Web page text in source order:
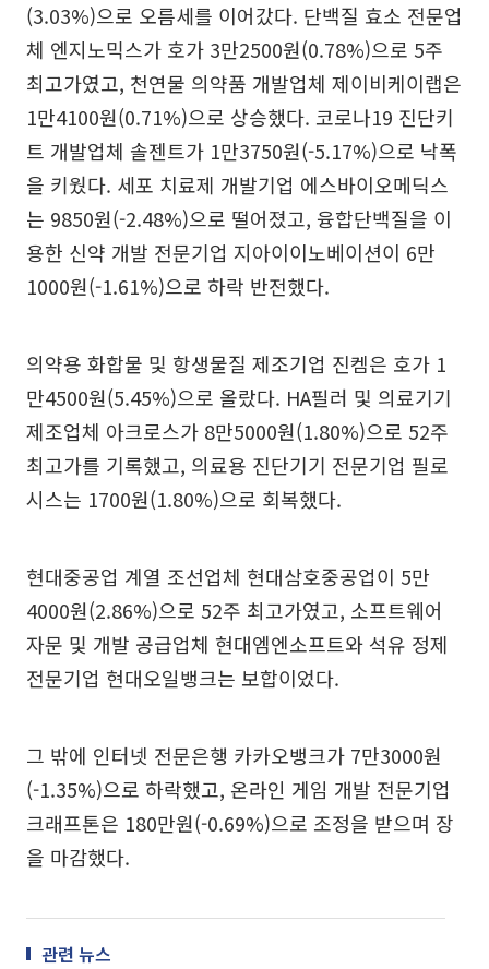
(3.03%)으로 오름세를 이어갔다. 단백질 효소 전문업
체 엔지노믹스가 호가 3만2500원(0.78%)으로 5주
최고가였고, 천연물 의약품 개발업체 제이비케이랩은
1만4100원(0.71%)으로 상승했다. 코로나19 진단키
트 개발업체 솔젠트가 1만3750원(-5.17%)으로 낙폭
을 키웠다. 세포 치료제 개발기업 에스바이오메딕스
는 9850원(-2.48%)으로 떨어졌고, 융합단백질을 이
용한 신약 개발 전문기업 지아이이노베이션이 6만
1000원(-1.61%)으로 하락 반전했다.
의약용 화합물 및 항생물질 제조기업 진켐은 호가 1
만4500원(5.45%)으로 올랐다. HA필러 및 의료기기
제조업체 아크로스가 8만5000원(1.80%)으로 52주
최고가를 기록했고, 의료용 진단기기 전문기업 필로
시스는 1700원(1.80%)으로 회복했다.
현대중공업 계열 조선업체 현대삼호중공업이 5만
4000원(2.86%)으로 52주 최고가였고, 소프트웨어
자문 및 개발 공급업체 현대엠엔소프트와 석유 정제
전문기업 현대오일뱅크는 보합이었다.
그 밖에 인터넷 전문은행 카카오뱅크가 7만3000원
(-1.35%)으로 하락했고, 온라인 게임 개발 전문기업
크래프톤은 180만원(-0.69%)으로 조정을 받으며 장
을 마감했다.
관련 뉴스